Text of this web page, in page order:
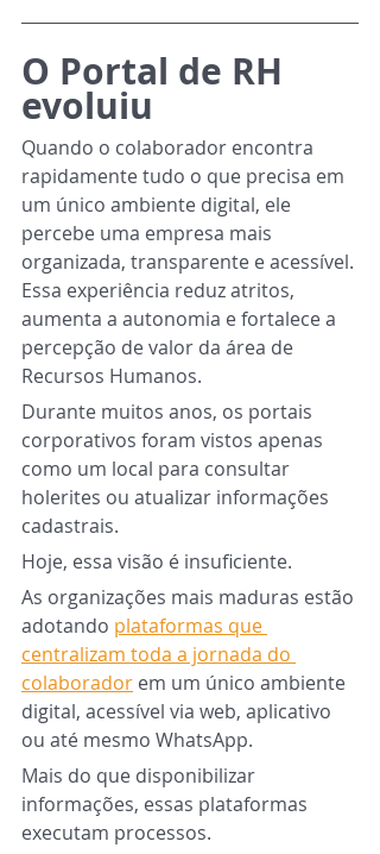
O Portal de RH
evoluiu
Quando o colaborador encontra
rapidamente tudo o que precisa em
um único ambiente digital, ele
percebe uma empresa mais
organizada, transparente e acessível.
Essa experiência reduz atritos,
aumenta a autonomia e fortalece a
percepção de valor da área de
Recursos Humanos.
Durante muitos anos, os portais
corporativos foram vistos apenas
como um local para consultar
holerites ou atualizar informações
cadastrais.
Hoje, essa visão é insuficiente.
As organizações mais maduras estão
adotando plataformas que
centralizam toda a jornada do
colaborador em um único ambiente
digital, acessível via web, aplicativo
ou até mesmo WhatsApp.
Mais do que disponibilizar
informações, essas plataformas
executam processos.